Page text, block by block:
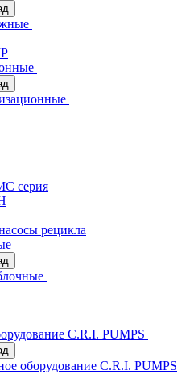
серия
рецикла
C.R.I. PUMPS
оборудование C.R.I. PUMPS